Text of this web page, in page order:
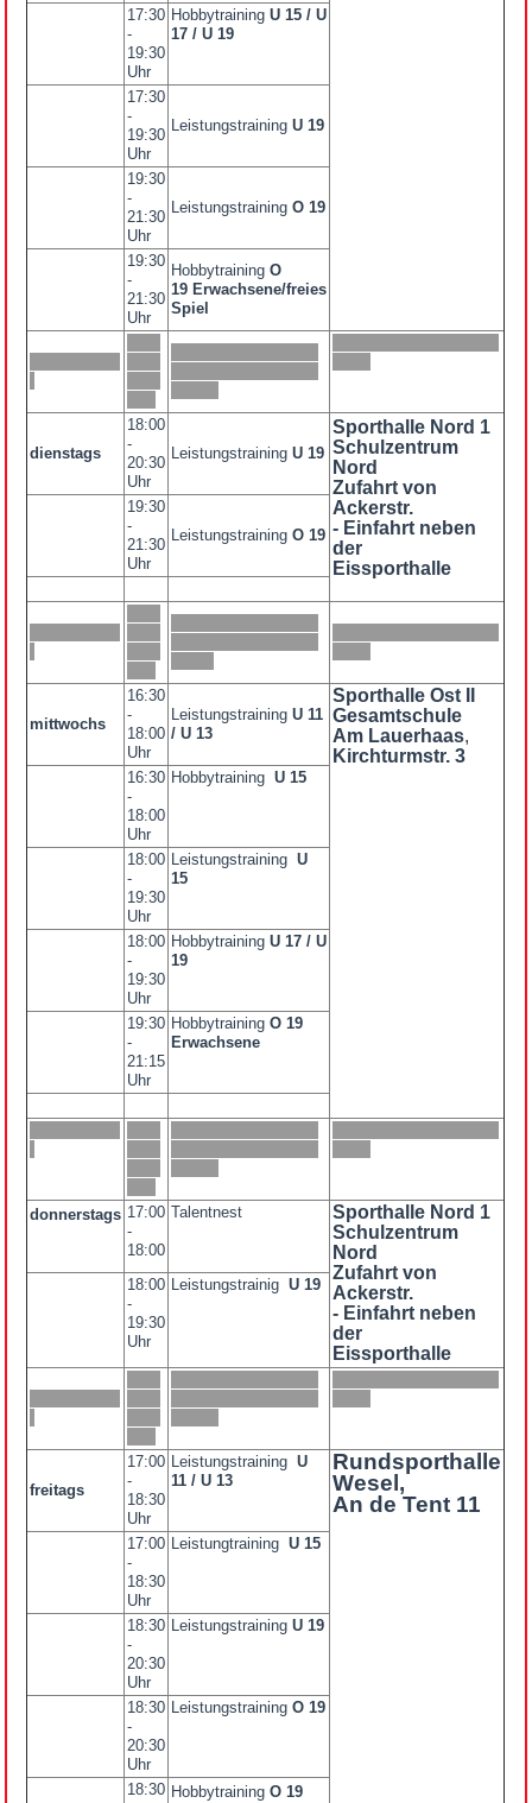
17:30
-
19:30
Uhr
HobbytrainingU 15 / U
17 / U 19
17:30
-
19:30
Uhr
LeistungstrainingU 19
19:30
-
21:30
Uhr
LeistungstrainingO 19
19:30
-
21:30
Uhr
HobbytrainingO
19 Erwachsene/freies
Spiel
dienstags
18:00
-
20:30
Uhr
LeistungstrainingU 19
Sporthalle Nord 1
Schulzentrum
Nord
Zufahrt von
Ackerstr.
- Einfahrt neben
der
Eissporthalle
19:30
-
21:30
Uhr
LeistungstrainingO 19
mittwochs
16:30
-
18:00
Uhr
LeistungstrainingU 11
/ U 13
Sporthalle Ost II
Gesamtschule
Am Lauerhaas,
Kirchturmstr. 3
16:30
-
18:00
Uhr
HobbytrainingU 15
18:00
-
19:30
Uhr
LeistungstrainingU
15
18:00
-
19:30
Uhr
HobbytrainingU 17 / U
19
19:30
-
21:15
Uhr
HobbytrainingO 19
Erwachsene
donnerstags 17:00
-
18:00
Talentnest
Sporthalle Nord 1
Schulzentrum
Nord
Zufahrt von
Ackerstr.
- Einfahrt neben
der
Eissporthalle
18:00
-
19:30
Uhr
LeistungstrainigU 19
freitags
17:00
-
18:30
Uhr
LeistungstrainingU
11 / U 13
Rundsporthalle
Wesel,
An de Tent 11
17:00
-
18:30
Uhr
LeistungtrainingU 15
18:30
-
20:30
Uhr
LeistungstrainingU 19
18:30
-
20:30
Uhr
LeistungstrainingO 19
18:30 HobbytrainingO 19